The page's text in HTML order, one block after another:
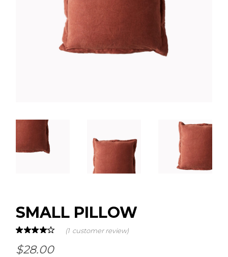
SMALL PILLOW
(1 customer review)
$28.00